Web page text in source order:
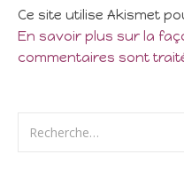
Ce site utilise Akismet
En savoir plus sur la
commentaires sont